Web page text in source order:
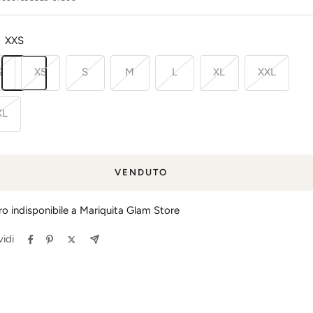
XXS
XS S M L XL XXL
VENDUTO
indisponibile a Mariquita Glam Store